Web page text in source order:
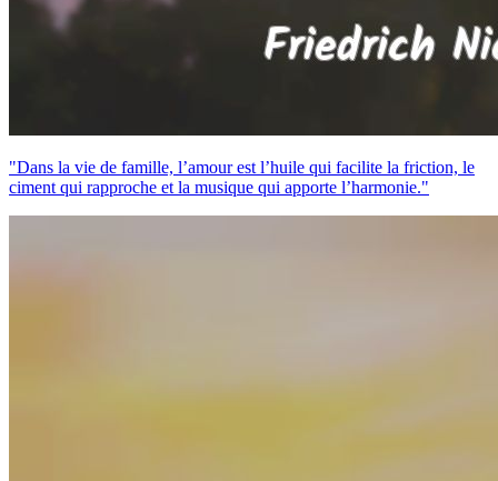
"Dans la vie de famille, l’amour est l’huile qui facilite la friction, le
ciment qui rapproche et la musique qui apporte l’harmonie."